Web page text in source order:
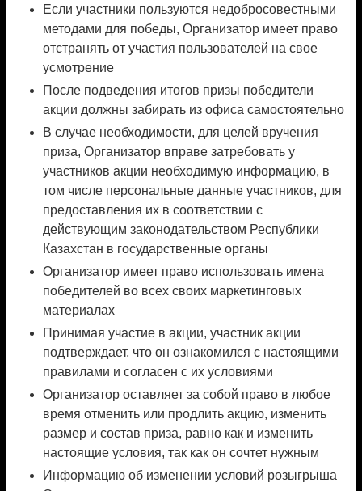
Если участники пользуются недобросовестными
методами для победы, Организатор имеет право
отстранять от участия пользователей на свое
усмотрение
После подведения итогов призы победители
акции должны забирать из офиса самостоятельно
В случае необходимости, для целей вручения
приза, Организатор вправе затребовать у
участников акции необходимую информацию, в
том числе персональные данные участников, для
предоставления их в соответствии с
действующим законодательством Республики
Казахстан в государственные органы
Организатор имеет право использовать имена
победителей во всех своих маркетинговых
материалах
Принимая участие в акции, участник акции
подтверждает, что он ознакомился с настоящими
правилами и согласен с их условиями
Организатор оставляет за собой право в любое
время отменить или продлить акцию, изменить
размер и состав приза, равно как и изменить
настоящие условия, так как он сочтет нужным
Информацию об изменении условий розыгрыша